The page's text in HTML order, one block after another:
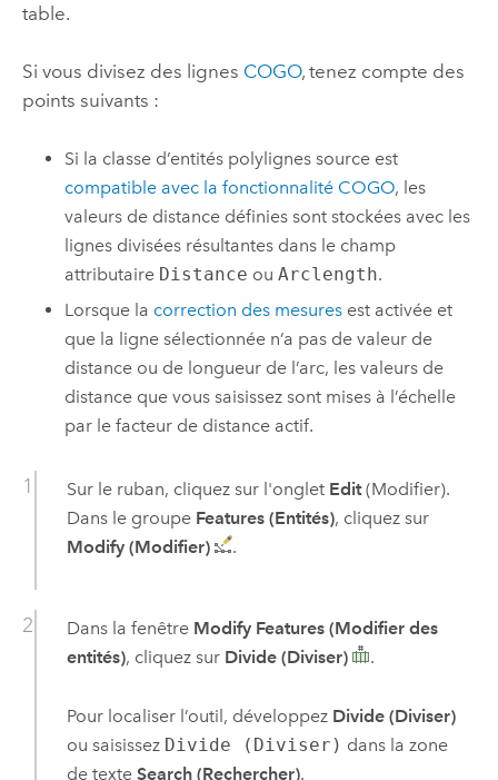
table.
Si vous divisez des lignes COGO, tenez compte des
points suivants :
Si la classe d’entités polylignes source est
compatible avec la fonctionnalité COGO, les
valeurs de distance définies sont stockées avec les
lignes divisées résultantes dans le champ
attributaire Distance ouArclength.
Lorsque la correction des mesures est activée et
que la ligne sélectionnée n’a pas de valeur de
distance ou de longueur de l’arc, les valeurs de
distance que vous saisissez sont mises à l’échelle
par le facteur de distance actif.
Sur le ruban, cliquez sur l'onglet Edit(Modifier).
Dans le groupe Features (Entités), cliquez sur
Modify (Modifier)
.
Dans la fenêtre Modify Features (Modifier des
entités), cliquez sur Divide (Diviser) .
Pour localiser l’outil, développez Divide (Diviser)
ou saisissez Divide (Diviser) dans la zone
de texte Search (Rechercher).